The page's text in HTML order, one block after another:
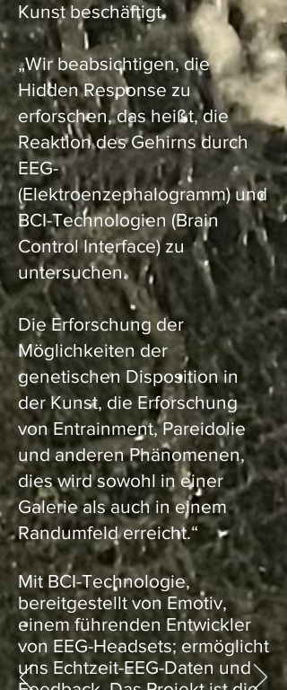
Kunst beschäftigt.
„Wir beabsichtigen, die
Hidden Response zu
erforschen, das heißt, die
Reaktion des Gehirns durch
EEG-
(Elektroenzephalogramm) und
BCI-Technologien (Brain
Control Interface) zu
untersuchen.
Die Erforschung der
Möglichkeiten der
genetischen Disposition in
der Kunst, die Erforschung
von Entrainment, Pareidolie
und anderen Phänomenen,
dies wird sowohl in einer
Galerie als auch in einem
Randumfeld erreicht.“
Mit BCI-Technologie,
bereitgestellt von Emotiv,
einem führenden Entwickler
von EEG-Headsets; ermöglicht
uns Echtzeit-EEG-Daten und